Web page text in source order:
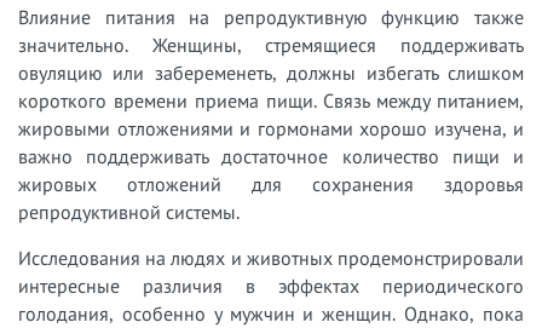
Влияние питания на репродуктивную функцию также
значительно. Женщины, стремящиеся поддерживать
овуляцию или забеременеть, должны избегать слишком
короткого времени приема пищи. Связь между питанием,
жировыми отложениями и гормонами хорошо изучена, и
важно поддерживать достаточное количество пищи и
жировых отложений для сохранения здоровья
репродуктивной системы.
Исследования на людях и животных продемонстрировали
интересные различия в эффектах периодического
голодания, особенно у мужчин и женщин. Однако, пока